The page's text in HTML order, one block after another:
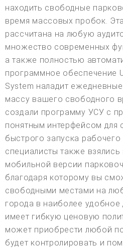
находить свободные
время массовых пробок.
рассчитана на любую
множество современных
а также полностью
программное обеспечение
System наладит
массу вашего свободного
создали программу УСУ с
понятным интерфейсом для
быстрого запуска
специалисты также взялись
мобильной версии
благодаря которому вы
свободными местами на
города в наиболее удобное
имеет гибкую ценовую
может приобрести любой
будет контролировать и